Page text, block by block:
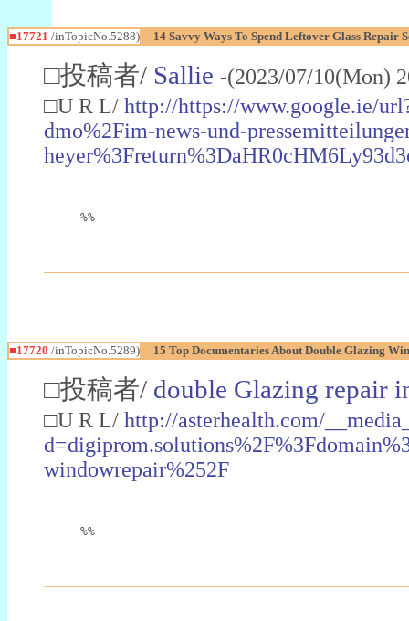
■17721 /inTopicNo.5288) 14 Savvy Ways To Spend Leftover Glass Repair
□投稿者/ Sallie -(2023/07/10(Mon)
□U R L/ http://https://www.google.ie/
dmo%2Fim-news-und-
%%
■17720 /inTopicNo.5289) 15 Top Documentaries About Double Glazing
□投稿者/ double Glazing repair
□U R L/ http://asterhealth.com/
windowrepair%252F
%%